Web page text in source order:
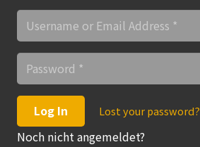
Log In Lost your password?
Noch nicht angemeldet?